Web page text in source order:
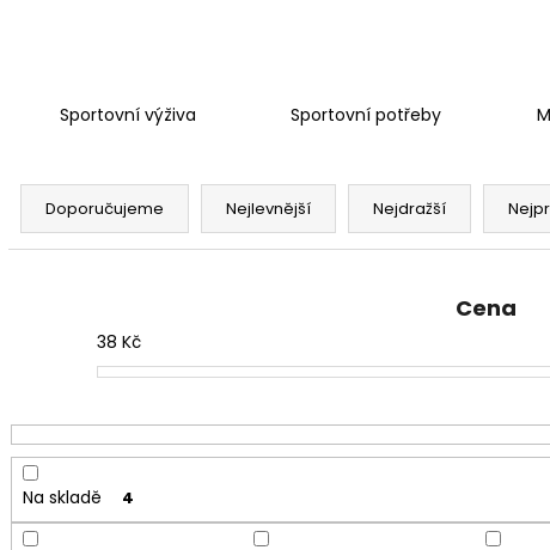
Sportovní výživa Sportovní potřeby
Ř
z
o
d
u
k
Doporučujeme Nejlevnější Nejdražší
Cena
38 Kč
Na skladě 4